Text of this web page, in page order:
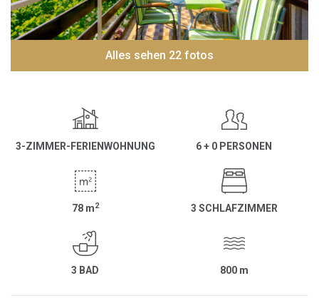
Alles sehen 22 fotos
3-ZIMMER-FERIENWOHNUNG 6 + 0 PERSONEN
78 m2 3 SCHLAFZIMMER
3 BAD 800 m